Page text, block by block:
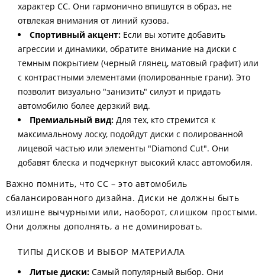
характер CC. Они гармонично впишутся в образ, не
отвлекая внимания от линий кузова.
Спортивный акцент: Если вы хотите добавить
агрессии и динамики, обратите внимание на диски с
темным покрытием (черный глянец, матовый графит) или
с контрастными элементами (полированные грани). Это
позволит визуально "занизить" силуэт и придать
автомобилю более дерзкий вид.
Премиальный вид: Для тех, кто стремится к
максимальному лоску, подойдут диски с полированной
лицевой частью или элементы "Diamond Cut". Они
добавят блеска и подчеркнут высокий класс автомобиля.
Важно помнить, что CC – это автомобиль
сбалансированного дизайна. Диски не должны быть
излишне вычурными или, наоборот, слишком простыми.
Они должны дополнять, а не доминировать.
ТИПЫ ДИСКОВ И ВЫБОР МАТЕРИАЛА
Литые диски: Самый популярный выбор. Они